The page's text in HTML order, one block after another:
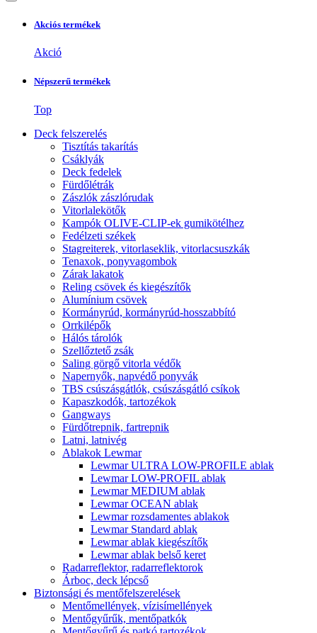
Akciós termékek
Akció
Népszerű termékek
Top
Deck felszerelés
Tisztítás takarítás
Csáklyák
Deck fedelek
Fürdőlétrák
Zászlók zászlórudak
Vitorlalekötők
Kampók OLIVE-CLIP-ek gumikötélhez
Fedélzeti székek
Stagreiterek, vitorlaseklik, vitorlacsuszkák
Tenaxok, ponyvagombok
Zárak lakatok
Reling csövek és kiegészítők
Alumínium csövek
Kormányrúd, kormányrúd-hosszabbító
Orrkilépők
Hálós tárolók
Szellőztető zsák
Saling görgő vitorla védők
Napernyők, napvédő ponyvák
TBS csúszásgátlók, csúszásgátló csíkok
Kapaszkodók, tartozékok
Gangways
Fürdőtrepnik, fartrepnik
Latni, latnivég
Ablakok Lewmar
Lewmar ULTRA LOW-PROFILE ablak
Lewmar LOW-PROFIL ablak
Lewmar MEDIUM ablak
Lewmar OCEAN ablak
Lewmar rozsdamentes ablakok
Lewmar Standard ablak
Lewmar ablak kiegészítők
Lewmar ablak belső keret
Radarreflektor, radarreflektorok
Árboc, deck lépcső
Biztonsági és mentőfelszerelések
Mentőmellények, vízisímellények
Mentőgyűrűk, mentőpatkók